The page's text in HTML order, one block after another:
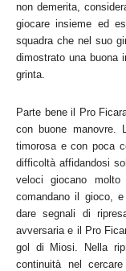
non demerita,
giocare insieme ed
squadra che nel suo
dimostrato una buona
grinta.
Parte bene il Pro
con buone manovre.
timorosa e con poca
difficoltà affidandosi
veloci giocano
comandano il gioco,
dare segnali di
avversaria e il Pro
gol di Miosi. Nella
continuità nel